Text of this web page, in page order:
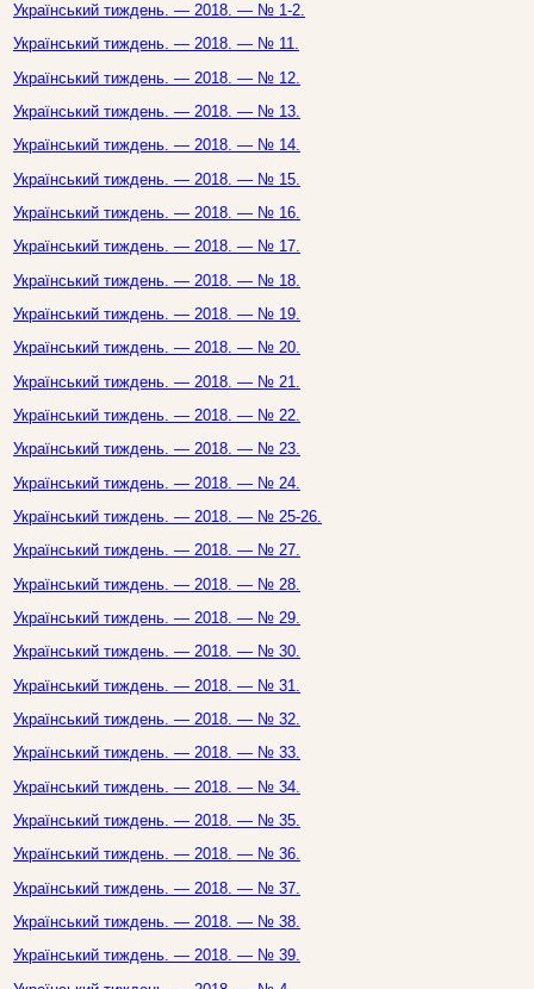
Український тиждень. — 2018. — № 1-2.
Український тиждень. — 2018. — № 11.
Український тиждень. — 2018. — № 12.
Український тиждень. — 2018. — № 13.
Український тиждень. — 2018. — № 14.
Український тиждень. — 2018. — № 15.
Український тиждень. — 2018. — № 16.
Український тиждень. — 2018. — № 17.
Український тиждень. — 2018. — № 18.
Український тиждень. — 2018. — № 19.
Український тиждень. — 2018. — № 20.
Український тиждень. — 2018. — № 21.
Український тиждень. — 2018. — № 22.
Український тиждень. — 2018. — № 23.
Український тиждень. — 2018. — № 24.
Український тиждень. — 2018. — № 25-26.
Український тиждень. — 2018. — № 27.
Український тиждень. — 2018. — № 28.
Український тиждень. — 2018. — № 29.
Український тиждень. — 2018. — № 30.
Український тиждень. — 2018. — № 31.
Український тиждень. — 2018. — № 32.
Український тиждень. — 2018. — № 33.
Український тиждень. — 2018. — № 34.
Український тиждень. — 2018. — № 35.
Український тиждень. — 2018. — № 36.
Український тиждень. — 2018. — № 37.
Український тиждень. — 2018. — № 38.
Український тиждень. — 2018. — № 39.